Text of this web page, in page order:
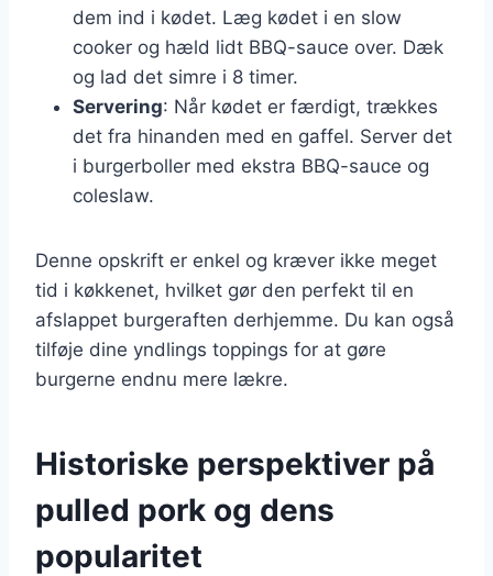
dem ind i kødet. Læg kødet i en slow
cooker og hæld lidt BBQ-sauce over. Dæk
og lad det simre i 8 timer.
Servering: Når kødet er færdigt, trækkes
det fra hinanden med en gaffel. Server det
i burgerboller med ekstra BBQ-sauce og
coleslaw.
Denne opskrift er enkel og kræver ikke meget
tid i køkkenet, hvilket gør den perfekt til en
afslappet burgeraften derhjemme. Du kan også
tilføje dine yndlings toppings for at gøre
burgerne endnu mere lækre.
Historiske perspektiver på
pulled pork og dens
popularitet